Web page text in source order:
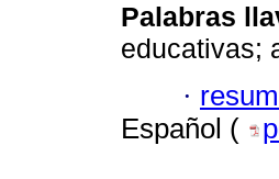
Palabras
educativas;
·
Español (